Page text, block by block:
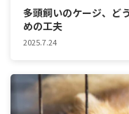
多頭飼いのケージ、ど
めの工夫
2025.7.24